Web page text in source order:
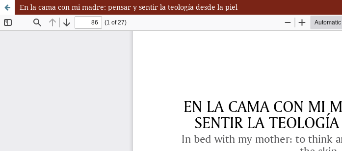
En la cama con mi madre: pensar y sentir la teología desde la piel